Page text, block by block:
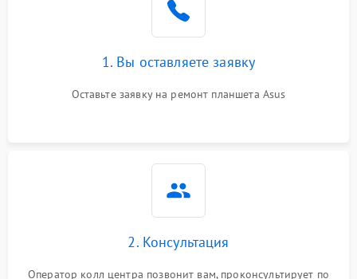
1. Вы оставляете заявку
Оставьте заявку на ремонт планшета Asus
2. Консультация
Оператор колл центра позвонит вам, проконсультирует по